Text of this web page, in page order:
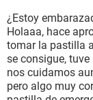
BIENESTAR
SEXUALIDAD
GLOSARIO
¿Estoy
Holaaa, hace
tomar la pastilla
se consigue,
nos cuidamos
pero algo muy